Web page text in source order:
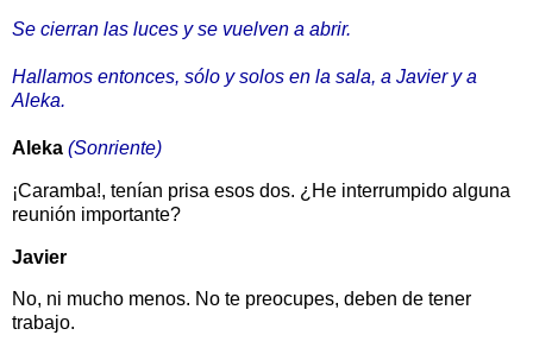
Se cierran las luces y se vuelven a abrir.
Hallamos entonces, sólo y solos en la sala, a Javier y a
Aleka.
Aleka (Sonriente)
¡Caramba!, tenían prisa esos dos. ¿He interrumpido alguna
reunión importante?
Javier
No, ni mucho menos. No te preocupes, deben de tener
trabajo.